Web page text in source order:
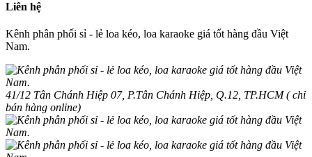
Liên hệ
Kênh phân phối sỉ - lẻ loa kéo, loa karaoke giá tốt hàng đầu Việt
Nam.
41/12 Tân Chánh Hiệp 07, P.Tân Chánh Hiệp, Q.12, TP.HCM ( chỉ
bán hàng online)